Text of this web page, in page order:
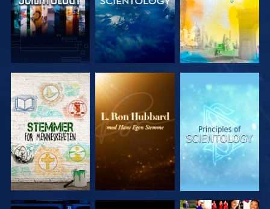
UTFORSK
SERIEN
UTFORSK
SERIEN
UTFORSK
SERIEN